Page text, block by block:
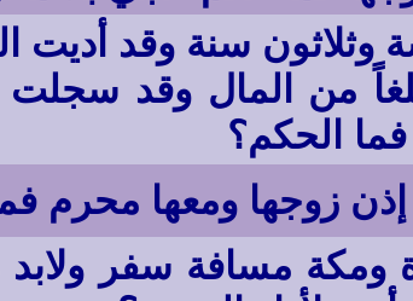
وثلاثون سنة وقد
من المال وقد
الحكم؟
زوجها ومعها محرم
ومكة مسافة سفر